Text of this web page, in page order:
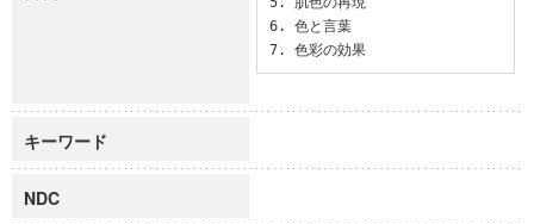
6. 色と言葉
7. 色彩の効果
キーワード
NDC